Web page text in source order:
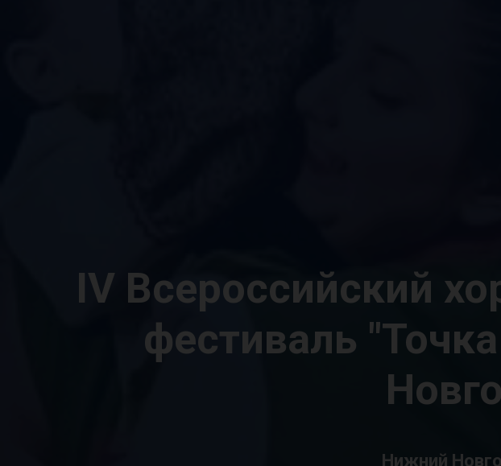
IV Всероссийский
фестиваль
Нижний